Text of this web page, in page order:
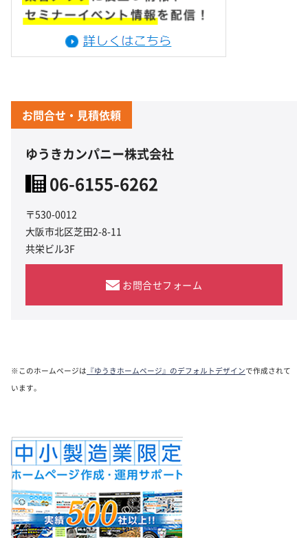
お問合せ・見積依頼
ゆうきカンパニー株式会社
06-6155-6262
〒530-0012
大阪市北区芝田2-8-11
共栄ビル3F
お問合せフォーム
※このホームページは 『ゆうきホームページ』のデフォルトデザインで作成されて
います。